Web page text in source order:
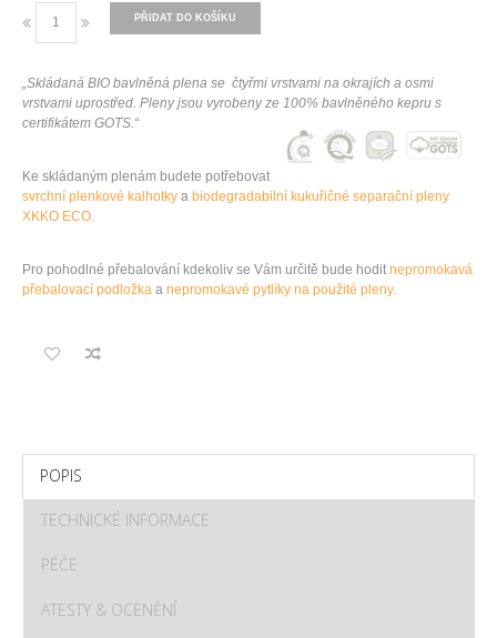
PŘIDAT DO KOŠÍKU
„Skládaná BIO bavlněná plena se čtyřmi vrstvami na okrajích a osmi
vrstvami uprostřed. Pleny jsou vyrobeny ze 100% bavlněného kepru s
certifikátem GOTS.“
Ke skládaným plenám budete potřebovat
svrchní plenkové kalhotky a biodegradabilní kukuřičné separační pleny
XKKO ECO.
Pro pohodlné přebalování kdekoliv se Vám určitě bude hodit nepromokavá
přebalovací podložka a nepromokavé pytlíky na použité pleny.
POPIS
TECHNICKÉ INFORMACE
PÉČE
ATESTY & OCENĚNÍ